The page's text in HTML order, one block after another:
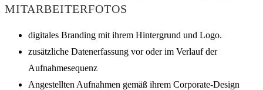
MITARBEITERFOTOS
digitales Branding mit ihrem Hintergrund und Logo.
zusätzliche Datenerfassung vor oder im Verlauf der
Aufnahmesequenz
Angestellten Aufnahmen gemäß ihrem Corporate-Design